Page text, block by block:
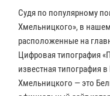
Судя по популярному
Хмельницкого», в
расположенные на
Цифровая типография
известная типография
Хмельницкого — это